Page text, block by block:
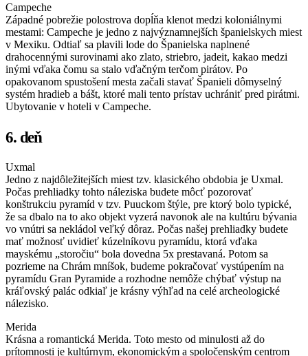
Campeche
Západné pobrežie polostrova dopĺňa klenot medzi koloniálnymi
mestami: Campeche je jedno z najvýznamnejších španielskych miest
v Mexiku. Odtiaľ sa plavili lode do Španielska naplnené
drahocennými surovinami ako zlato, striebro, jadeit, kakao medzi
inými vďaka čomu sa stalo vďačným terčom pirátov. Po
opakovanom spustošení mesta začali stavať Španieli dômyselný
systém hradieb a bášt, ktoré mali tento prístav uchrániť pred pirátmi.
Ubytovanie v hoteli v Campeche.
6. deň
Uxmal
Jedno z najdôležitejších miest tzv. klasického obdobia je Uxmal.
Počas prehliadky tohto náleziska budete môcť pozorovať
konštrukciu pyramíd v tzv. Puuckom štýle, pre ktorý bolo typické,
že sa dbalo na to ako objekt vyzerá navonok ale na kultúru bývania
vo vnútri sa nekládol veľký dôraz. Počas našej prehliadky budete
mať možnosť uvidieť kúzelníkovu pyramídu, ktorá vďaka
mayskému „storočiu“ bola dovedna 5x prestavaná. Potom sa
pozrieme na Chrám mníšok, budeme pokračovať vystúpením na
pyramídu Gran Pyramide a rozhodne nemôže chýbať výstup na
kráľovský palác odkiaľ je krásny výhľad na celé archeologické
nálezisko.
Merida
Krásna a romantická Merida. Toto mesto od minulosti až do
prítomnosti je kultúrnym, ekonomickým a spoločenským centrom